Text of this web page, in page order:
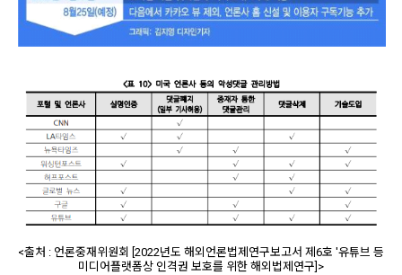
<출처 : 언론중재위원회 [2022년도 해외언론법제연구보고서 제6호 '유튜브 등
미디어플랫폼상 인격권 보호를 위한 해외법제연구]>